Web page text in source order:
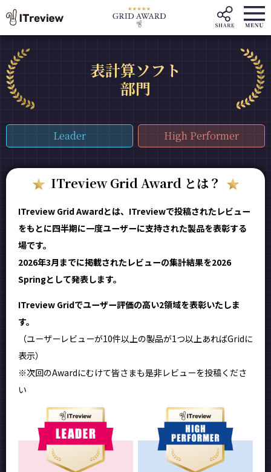
表計算ソフト
部門
Leader High Performer
ITreview Grid Award とは？
ITreview Grid Awardとは、ITreviewで投稿されたレビュー
をもとに四半期に一度ユーザーに支持された製品を表彰する
場です。
2026年3月までに掲載されたレビューの集計結果を2026
Springとして発表します。
ITreview Gridでユーザー評価の高い2領域を表彰いたしま
す。
（ユーザーレビューが10件以上の製品が1つ以上あればGridに
表示）
※次回のAwardにむけて皆さまも是非レビューを投稿くださ
い